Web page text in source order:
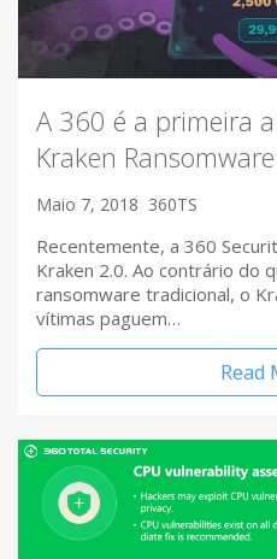
A 360 é a primeira
Kraken Ransomware
Maio 7, 2018 360TS
Recentemente, a 360
Kraken 2.0. Ao contrário do
ransomware tradicional, o
vítimas paguem…
Read